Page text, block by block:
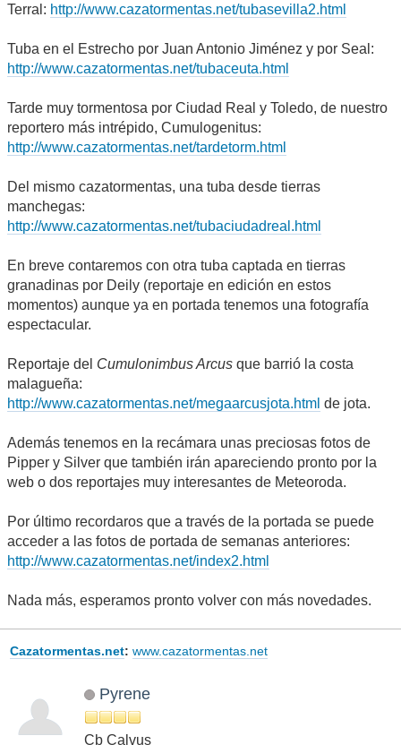
Terral: http://www.cazatormentas.net/tubasevilla2.html
Tuba en el Estrecho por Juan Antonio Jiménez y por Seal:
http://www.cazatormentas.net/tubaceuta.html
Tarde muy tormentosa por Ciudad Real y Toledo, de nuestro
reportero más intrépido, Cumulogenitus:
http://www.cazatormentas.net/tardetorm.html
Del mismo cazatormentas, una tuba desde tierras
manchegas:
http://www.cazatormentas.net/tubaciudadreal.html
En breve contaremos con otra tuba captada en tierras
granadinas por Deily (reportaje en edición en estos
momentos) aunque ya en portada tenemos una fotografía
espectacular.
Reportaje del Cumulonimbus Arcus que barrió la costa
malagueña:
http://www.cazatormentas.net/megaarcusjota.html de jota.
Además tenemos en la recámara unas preciosas fotos de
Pipper y Silver que también irán apareciendo pronto por la
web o dos reportajes muy interesantes de Meteoroda.
Por último recordaros que a través de la portada se puede
acceder a las fotos de portada de semanas anteriores:
http://www.cazatormentas.net/index2.html
Nada más, esperamos pronto volver con más novedades.
Cazatormentas.net: www.cazatormentas.net
Pyrene
Cb Calvus